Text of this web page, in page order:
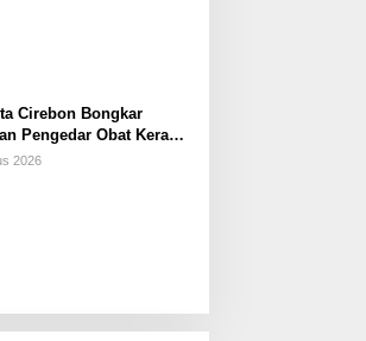
Cirebon Bongkar
Pengedar Obat Keras
Pelaku Diringkus
2026